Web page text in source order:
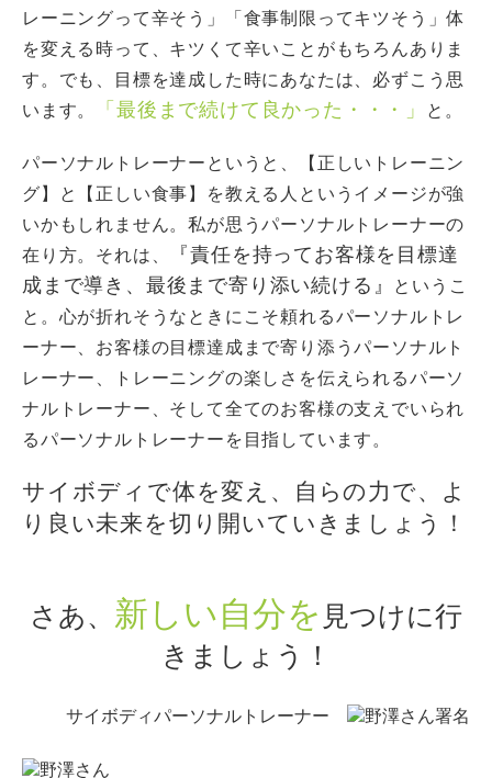
レーニングって辛そう」「食事制限ってキツそう」体
を変える時って、キツくて辛いことがもちろんありま
す。でも、目標を達成した時にあなたは、必ずこう思
います。
「最後まで続けて良かった・・・」 と。
パーソナルトレーナーというと、【正しいトレーニン
グ】と【正しい食事】を教える人というイメージが強
いかもしれません。私が思うパーソナルトレーナーの
在り方。それは、
『責任を持ってお客様を目標達
成まで導き、最後まで寄り添い続ける』
というこ
と。心が折れそうなときにこそ頼れるパーソナルトレ
ーナー、お客様の目標達成まで寄り添うパーソナルト
レーナー、トレーニングの楽しさを伝えられるパーソ
ナルトレーナー、そして全てのお客様の支えでいられ
るパーソナルトレーナーを目指しています。
サイボディで体を変え、自らの力で、よ
り良い未来を切り開いていきましょう！
さあ、 新しい自分を 見つけに行
きましょう！
サイボディパーソナルトレーナー